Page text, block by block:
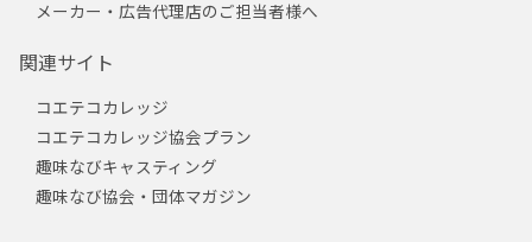
メーカー・広告代理店のご担当者様へ
関連サイト
コエテコカレッジ
コエテコカレッジ協会プラン
趣味なびキャスティング
趣味なび協会・団体マガジン